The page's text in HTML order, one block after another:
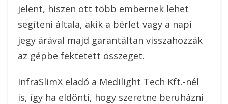
jelent, hiszen ott több embernek lehet
segíteni általa, akik a bérlet vagy a napi
jegy árával majd garantáltan visszahozzák
az gépbe fektetett összeget.
InfraSlimX eladó a Medilight Tech Kft.-nél
is, így ha eldönti, hogy szeretne beruházni